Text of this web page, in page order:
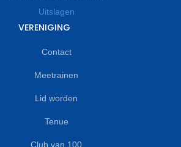
Uitslagen
VERENIGING
Contact
Meetrainen
Lid worden
Tenue
Club van 100